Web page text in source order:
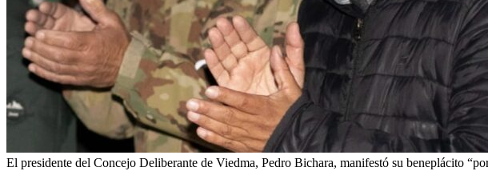
El presidente del Concejo Deliberante de Viedma, Pedro Bichara, manifestó su beneplácito